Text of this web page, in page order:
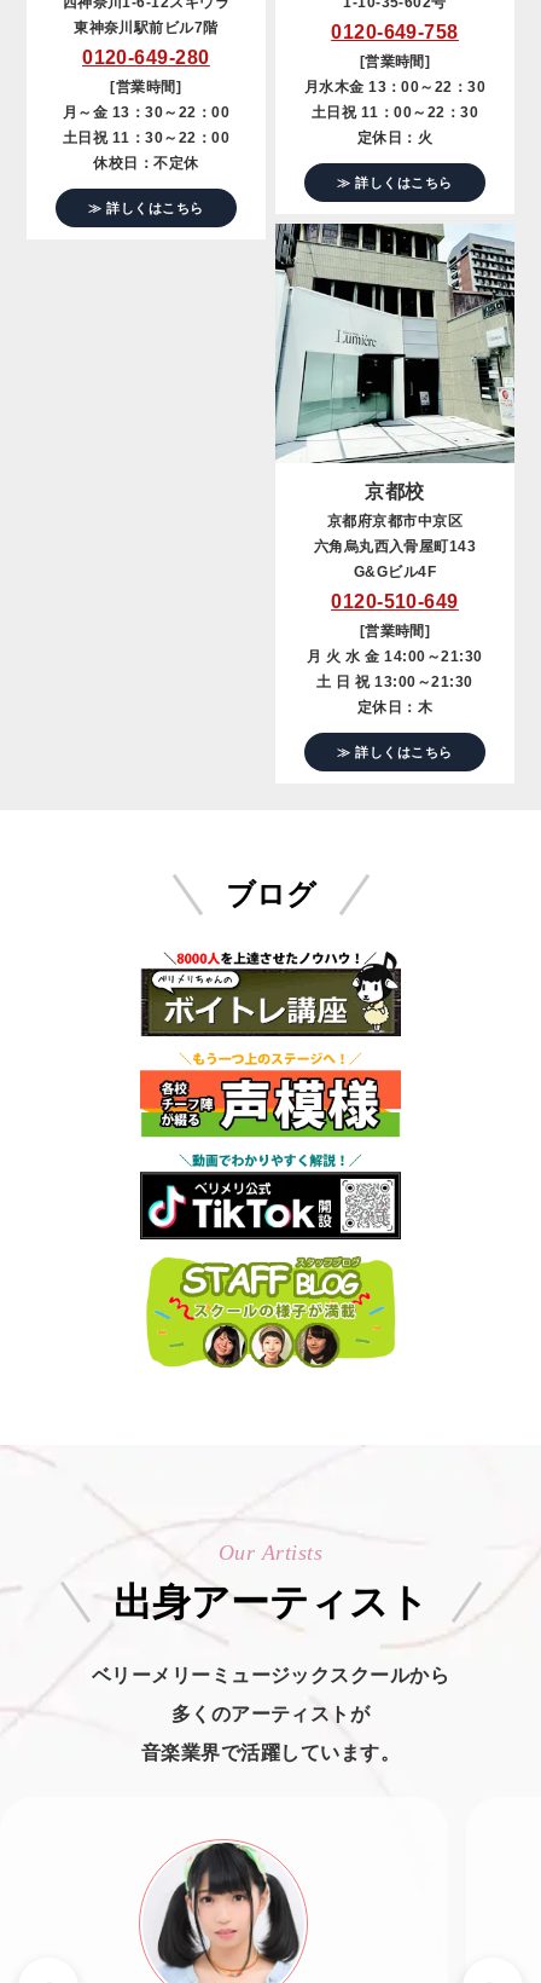
東神奈川駅前ビル7階
0120-649-280
[営業時間]
月～金 13：30～22：00
土日祝 11：30～22：00
休校日：不定休
≫ 詳しくはこちら
0120-649-758
[営業時間]
月水木金 13：00～22：30
土日祝 11：00～22：30
定休日：火
≫ 詳しくはこちら
京都校
京都府京都市中京区
六角烏丸西入骨屋町143
G&Gビル4F
0120-510-649
[営業時間]
月 火 水 金 14:00～21:30
土 日 祝 13:00～21:30
定休日：木
≫ 詳しくはこちら
ブログ
Our Artists
出身アーティスト
ベリーメリーミュージックスクールから
多くのアーティストが
音楽業界で活躍しています。